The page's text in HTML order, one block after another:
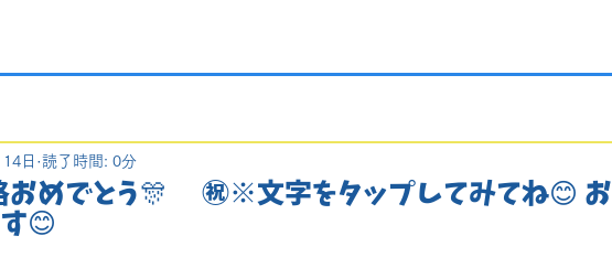
めでとう🎊 ㊗️※文字をタップしてみてね😊 お
😊
日 読了時間: 0分